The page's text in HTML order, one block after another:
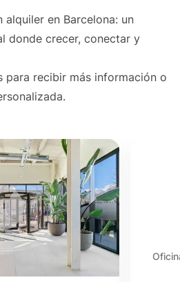
alquiler en Barcelona: un
donde crecer, conectar y
para recibir más información o